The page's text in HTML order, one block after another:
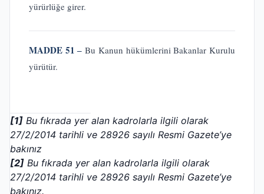
yürürlüğe girer.
MADDE 51 ‒ Bu Kanun hükümlerini Bakanlar Kurulu
yürütür.
[1] Bu fıkrada yer alan kadrolarla ilgili olarak
27/2/2014 tarihli ve 28926 sayılı Resmi Gazete’ye
bakınız
[2] Bu fıkrada yer alan kadrolarla ilgili olarak
27/2/2014 tarihli ve 28926 sayılı Resmi Gazete’ye
bakınız.